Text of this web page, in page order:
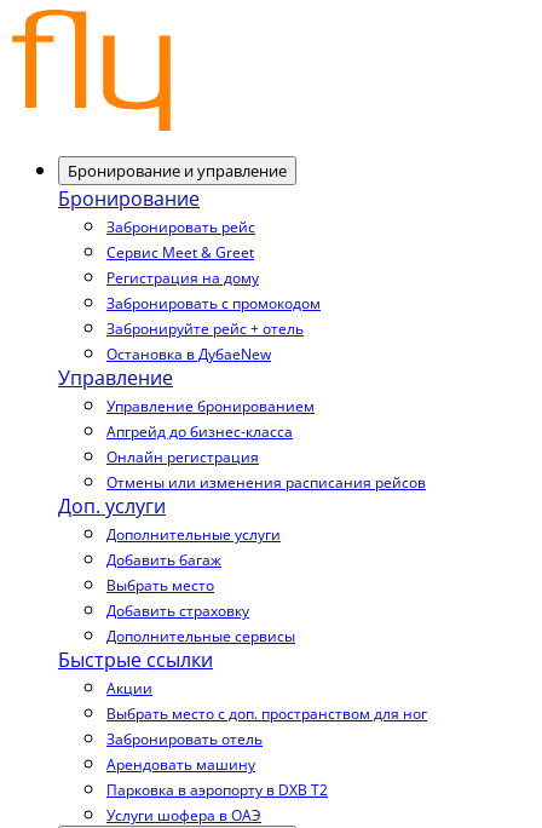
Бронирование и управление
Бронирование
Забронировать рейс
Сервис Meet & Greet
Регистрация на дому
Забронировать с промокодом
Забронируйте рейс + отель
Остановка в ДубаеNew
Управление
Управление бронированием
Апгрейд до бизнес-класса
Онлайн регистрация
Отмены или изменения расписания рейсов
Доп. услуги
Дополнительные услуги
Добавить багаж
Выбрать место
Добавить страховку
Дополнительные сервисы
Быстрые ссылки
Акции
Выбрать место с доп. пространством для ног
Забронировать отель
Арендовать машину
Парковка в аэропорту в DXB T2
Услуги шофера в ОАЭ